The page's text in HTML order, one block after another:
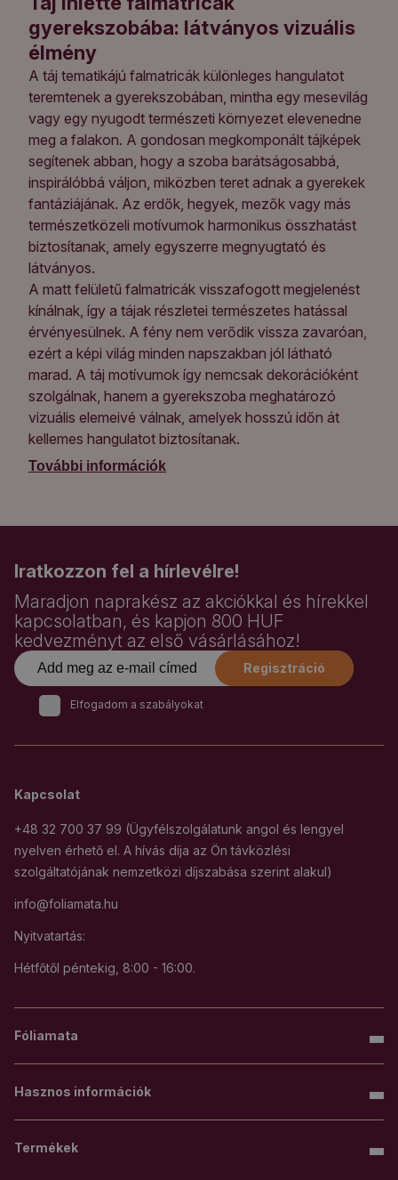
gyerekszobába: látványos vizuális
élmény
A táj tematikájú falmatricák különleges hangulatot
teremtenek a gyerekszobában, mintha egy mesevilág
vagy egy nyugodt természeti környezet elevenedne
meg a falakon. A gondosan megkomponált tájképek
segítenek abban, hogy a szoba barátságosabbá,
inspirálóbbá váljon, miközben teret adnak a gyerekek
fantáziájának. Az erdők, hegyek, mezők vagy más
természetközeli motívumok harmonikus összhatást
biztosítanak, amely egyszerre megnyugtató és
látványos.
A matt felületű falmatricák visszafogott megjelenést
kínálnak, így a tájak részletei természetes hatással
érvényesülnek. A fény nem verődik vissza zavaróan,
ezért a képi világ minden napszakban jól látható
marad. A táj motívumok így nemcsak dekorációként
szolgálnak, hanem a gyerekszoba meghatározó
vizuális elemeivé válnak, amelyek hosszú időn át
kellemes hangulatot biztosítanak.
További információk
Iratkozzon fel a hírlevélre!
Maradjon naprakész az akciókkal és hírekkel
kapcsolatban, és kapjon 800 HUF
kedvezményt az első vásárlásához!
Regisztráció
Elfogadom a szabályokat
Kapcsolat
+48 32 700 37 99 (Ügyfélszolgálatunk angol és lengyel
nyelven érhető el. A hívás díja az Ön távközlési
szolgáltatójának nemzetközi díjszabása szerint alakul)
info@foliamata.hu
Nyitvatartás:
Hétfőtől péntekig, 8:00 - 16:00.
Fóliamata
Hasznos információk
Termékek